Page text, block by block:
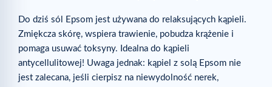
Do dziś sól Epsom jest używana do relaksujących kąpieli.
Zmiękcza skórę, wspiera trawienie, pobudza krążenie i
pomaga usuwać toksyny. Idealna do kąpieli
antycellulitowej! Uwaga jednak: kąpiel z solą Epsom nie
jest zalecana, jeśli cierpisz na niewydolność nerek,